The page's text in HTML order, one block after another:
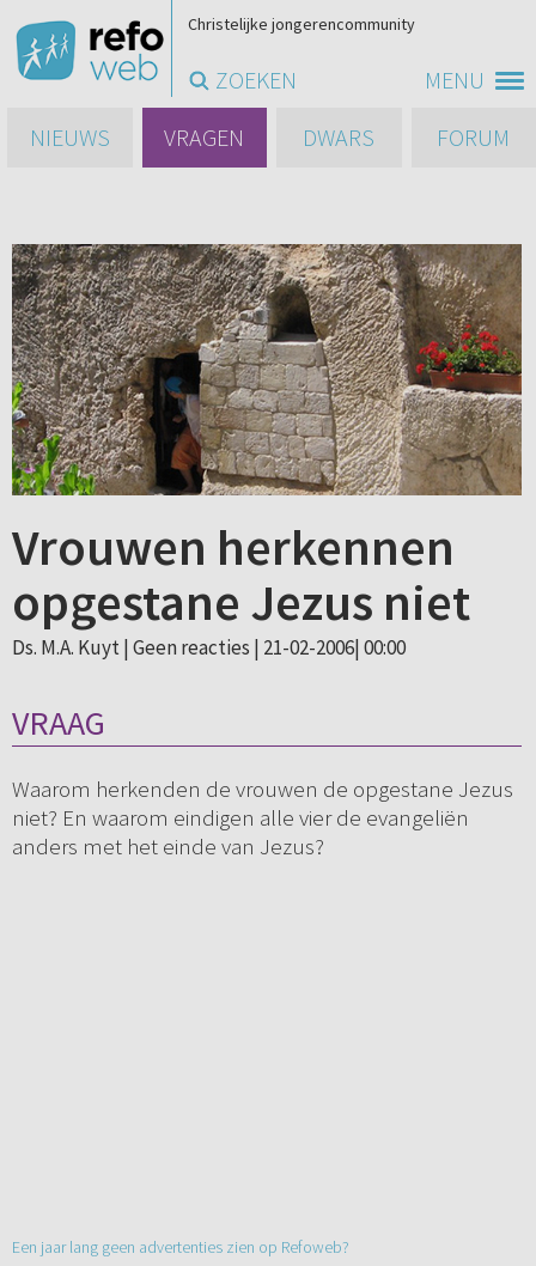
MENU
Christelijke jongerencommunity
ZOEKEN
NIEUWS
VRAGEN DWARS FORUM
Vrouwen herkennen
opgestane Jezus niet
Ds. M.A. Kuyt | Geen reacties | 21-02-2006| 00:00
VRAAG
Waarom herkenden de vrouwen de opgestane Jezus
niet? En waarom eindigen alle vier de evangeliën
anders met het einde van Jezus?
Een jaar lang geen advertenties zien op Refoweb?